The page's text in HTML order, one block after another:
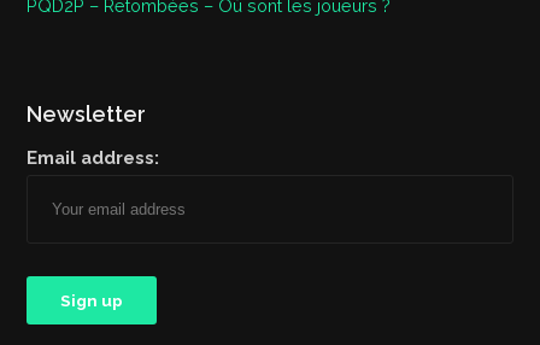
PQD2P – Retombées – Où sont les joueurs ?
Newsletter
Email address: